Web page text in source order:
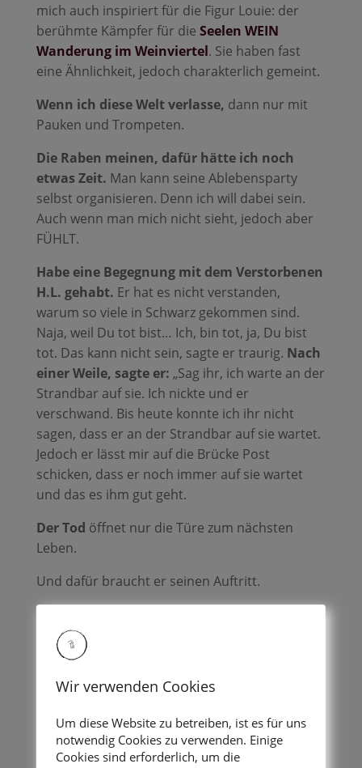
mich auch inspiriert für die Figur Louie: der
berühmte Kämpfer für die Seelen WEIN
Wanderung im Weinviertel. Sie haben fast
eine Ähnlichkeit, jedoch charakterlich gemeint.
Wenn ich diese Welt verlasse, dann nur mit
Pauken und Trompeten.
Die Raben meinen, dafür hätte ich noch
etwas Zeit. Man kann seine Ablebensparty
selbst organisieren. Denn ich will dabei sein.
Auch wenn man mich nicht sieht, jedoch aber
FÜHLT.
Habe eine Begegnung mit dem Verstorbenen
H.L. gehabt. Er hat es nicht verstanden,
warum so viele in Schwarz gekommen sind.
Naja, weil Du tot bist… Ich, bin tot, ja, Du bist
tot. Das kann nicht sein, sagte er traurig. Nach
einer Weile, sagte er: „Sag ihr, ich warte an der
Strandbar auf sie. Ich nickte und er
verschwand. Bis heute konnte ich ihr nicht
sagen, dass er an der Strandbar auf sie wartet.
Jedoch er lässt mir auf die Brücke Post
schicken, dass er noch immer auf sie wartet
und das es ihm gut geht.
Der Tod öffnet nur die Türe zum nächsten
Leben.
Und dafür braucht er seinen Auftritt.
Wir verwenden Cookies
Um diese Website zu betreiben, ist es für uns
notwendig Cookies zu verwenden. Einige
Cookies sind erforderlich, um die